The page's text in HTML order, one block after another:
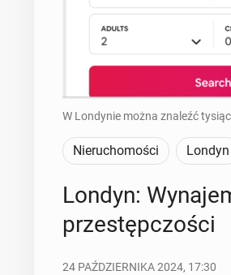
W Londynie można znaleźć
Nieruchomości Londyn
Londyn:
prze­stęp­czo­ści
24 PAŹDZIERNIKA 2024, 17:30